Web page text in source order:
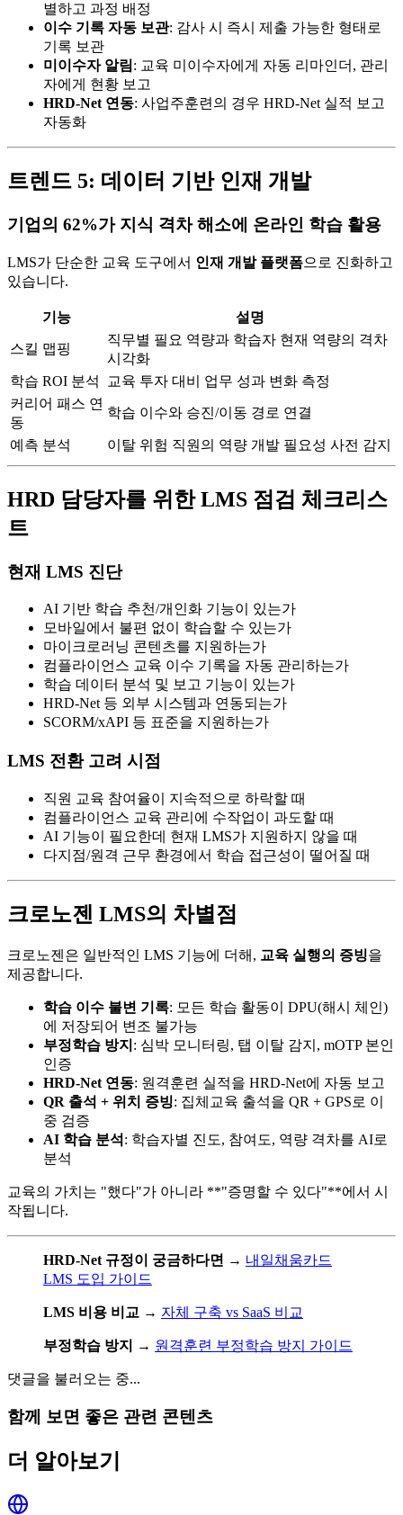
별하고 과정 배정
이수 기록 자동 보관: 감사 시 즉시 제출 가능한 형태로
기록 보관
미이수자 알림: 교육 미이수자에게 자동 리마인더, 관리
자에게 현황 보고
HRD-Net 연동: 사업주훈련의 경우 HRD-Net 실적 보고
자동화
트렌드 5: 데이터 기반 인재 개발
기업의 62%가 지식 격차 해소에 온라인 학습 활용
LMS가 단순한 교육 도구에서 인재 개발 플랫폼으로 진화하고
있습니다.
기능 설명
스킬 맵핑
직무별 필요 역량과 학습자 현재 역량의 격차
시각화
학습 ROI 분석
교육 투자 대비 업무 성과 변화 측정
커리어 패스 연
동
학습 이수와 승진/이동 경로 연결
예측 분석 이탈 위험 직원의 역량 개발 필요성 사전 감지
HRD 담당자를 위한 LMS 점검 체크리스
트
현재 LMS 진단
AI 기반 학습 추천/개인화 기능이 있는가
모바일에서 불편 없이 학습할 수 있는가
마이크로러닝 콘텐츠를 지원하는가
컴플라이언스 교육 이수 기록을 자동 관리하는가
학습 데이터 분석 및 보고 기능이 있는가
HRD-Net 등 외부 시스템과 연동되는가
SCORM/xAPI 등 표준을 지원하는가
LMS 전환 고려 시점
직원 교육 참여율이 지속적으로 하락할 때
컴플라이언스 교육 관리에 수작업이 과도할 때
AI 기능이 필요한데 현재 LMS가 지원하지 않을 때
다지점/원격 근무 환경에서 학습 접근성이 떨어질 때
크로노젠 LMS의 차별점
크로노젠은 일반적인 LMS 기능에 더해, 교육 실행의 증빙을
제공합니다.
학습 이수 불변 기록: 모든 학습 활동이 DPU(해시 체인)
에 저장되어 변조 불가능
부정학습 방지 : 심박 모니터링, 탭 이탈 감지, mOTP 본인
인증
HRD-Net 연동: 원격훈련 실적을 HRD-Net에 자동 보고
QR 출석 + 위치 증빙: 집체교육 출석을 QR + GPS로 이
중 검증
AI 학습 분석 : 학습자별 진도, 참여도, 역량 격차를 AI로
분석
교육의 가치는 "했다"가 아니라 **"증명할 수 있다"**에서 시
작됩니다.
HRD-Net 규정이 궁금하다면 → 내일채움카드
LMS 도입 가이드
LMS 비용 비교 → 자체 구축 vs SaaS 비교
부정학습 방지 → 원격훈련 부정학습 방지 가이드
댓글을 불러오는 중...
함께 보면 좋은 관련 콘텐츠
더 알아보기